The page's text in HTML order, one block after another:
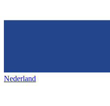
Nederland